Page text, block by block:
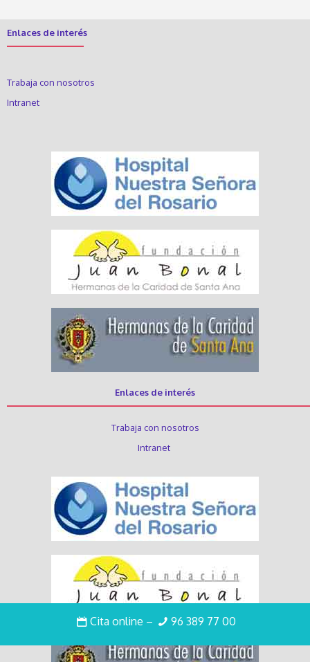
Cita online – 96 389 77 00
Enlaces de interés
Trabaja con nosotros
Intranet
Enlaces de interés
Trabaja con nosotros
Intranet